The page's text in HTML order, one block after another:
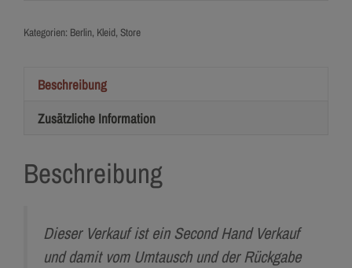
Kategorien: Berlin, Kleid, Store
Beschreibung
Zusätzliche Information
Beschreibung
Dieser Verkauf ist ein Second Hand Verkauf
und damit vom Umtausch und der Rückgabe